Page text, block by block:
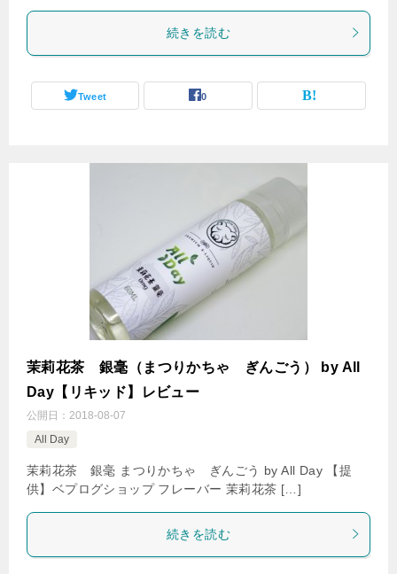
続きを読む
Tweet 0
茉莉花茶 銀毫（まつりかちゃ ぎんごう） by All
Day【リキッド】レビュー
公開日： 2018-08-07
All Day
茉莉花茶 銀毫 まつりかちゃ ぎんごう by All Day 【提
供】ベプログショップ フレーバー 茉莉花茶 […]
続きを読む